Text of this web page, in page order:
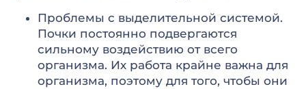
Проблемы с выделительной системой.
Почки постоянно подвергаются
сильному воздействию от всего
организма. Их работа крайне важна для
организма, поэтому для того, чтобы они